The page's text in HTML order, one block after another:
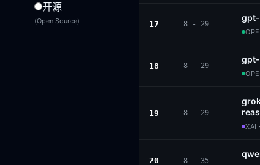
开源
(Open Source) 17 8 - 29
18 8 - 29
19 8 - 29
XAI
20 8 - 35